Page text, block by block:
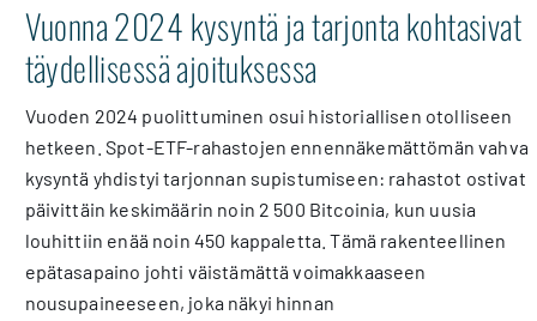
Vuonna 2024 kysyntä ja tarjonta kohtasivat
täydellisessä ajoituksessa
Vuoden 2024 puolittuminen osui historiallisen otolliseen
hetkeen. Spot-ETF-rahastojen ennennäkemättömän vahva
kysyntä yhdistyi tarjonnan supistumiseen: rahastot ostivat
päivittäin keskimäärin noin 2 500 Bitcoinia, kun uusia
louhittiin enää noin 450 kappaletta. Tämä rakenteellinen
epätasapaino johti väistämättä voimakkaaseen
nousupaineeseen, joka näkyi hinnan